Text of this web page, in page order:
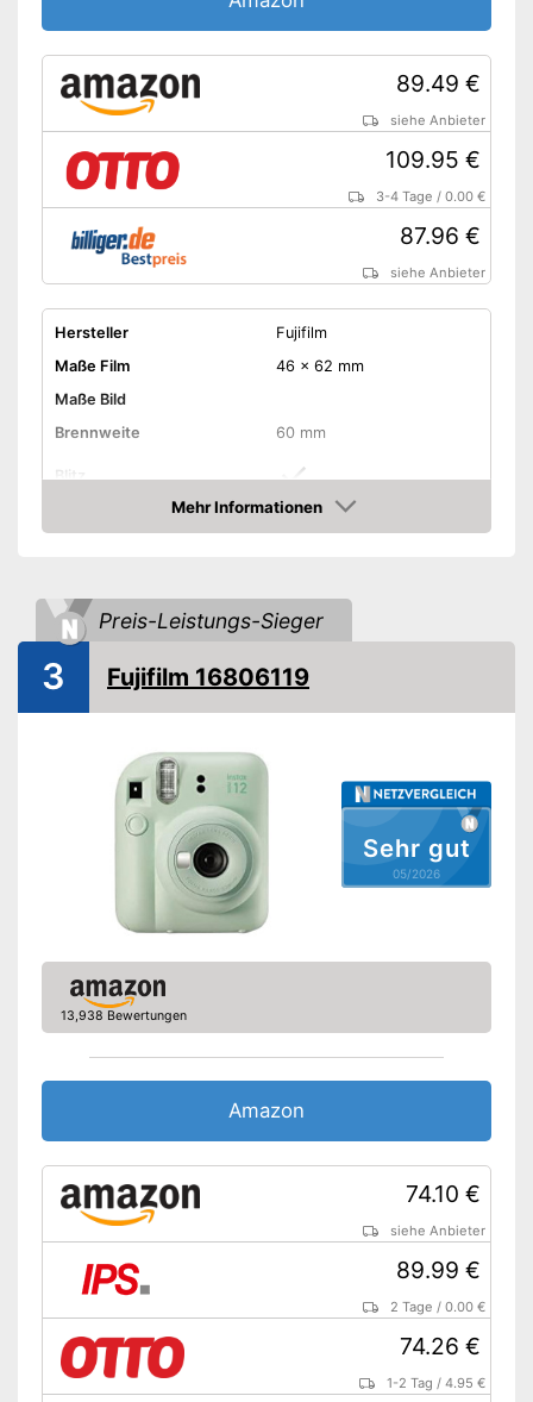
89.49 €
siehe Anbieter
109.95 €
3-4 Tage /0.00 €
87.96 €
siehe Anbieter
Hersteller
Fujifilm
Maße Film
46 x 62 mm
Maße Bild
Brennweite
60 mm
Blitz
Maße
6,7 x 10,8 x 12,1 cm
Gewicht
293 g
Vorteile
Verfügt über eine Blitz-
Funktion
Amazon Lieferzeit
Mehr Informationen
Amazon
Preis-Leistungs-Sieger
Sehr gut
05/2026
3 Fujifilm 16806119
13,938 Bewertungen
Amazon
74.10 €
siehe Anbieter
89.99 €
2 Tage /0.00 €
74.26 €
1-2 Tag /4.95 €